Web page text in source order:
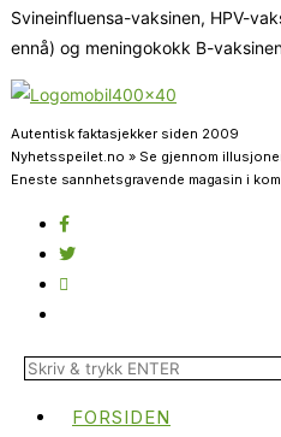
Svineinfluensa-vaksinen, HPV-
ennå) og meningokokk B-
Autentisk faktasjekker siden 2009
Nyhetsspeilet.no » Se gjennom
Eneste sannhetsgravende magasin i
FORSIDEN